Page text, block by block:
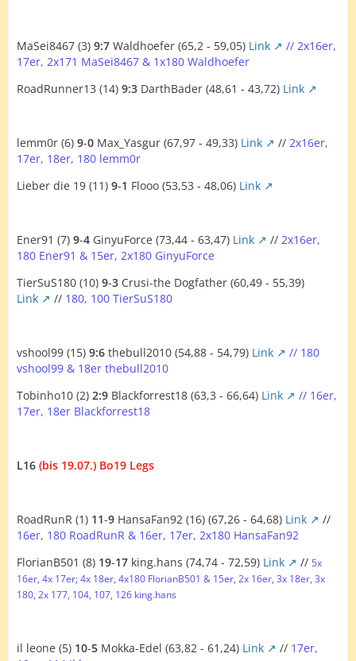
MaSei8467 (3) 9:7 Waldhoefer (65,2 - 59,05) Link
// 2x16er,
17er, 2x171 MaSei8467 & 1x180 Waldhoefer
RoadRunner13 (14) 9:3 DarthBader (48,61 - 43,72) Link
lemm0r (6) 9-0 Max_Yasgur (67,97 - 49,33) Link // 2x16er,
17er, 18er, 180 lemm0r
Lieber die 19 (11) 9-1 Flooo (53,53 - 48,06) Link
Ener91 (7) 9-4 GinyuForce (73,44 - 63,47) Link // 2x16er,
180 Ener91 & 15er, 2x180 GinyuForce
TierSuS180 (10) 9-3 Crusi-the Dogfather (60,49 - 55,39)
Link
// 180, 100 TierSuS180
vshool99 (15) 9:6 thebull2010 (54,88 - 54,79) Link
// 180
vshool99 & 18er thebull2010
Tobinho10 (2) 2:9 Blackforrest18 (63,3 - 66,64) Link
// 16er,
17er, 18er Blackforrest18
L16 (bis 19.07.) Bo19 Legs
RoadRunR (1) 11-9 HansaFan92 (16) (67,26 - 64,68) Link
//
16er, 180 RoadRunR & 16er, 17er, 2x180 HansaFan92
FlorianB501 (8) 19-17 king.hans (74,74 - 72,59) Link // 5x
16er, 4x 17er; 4x 18er, 4x180 FlorianB501 & 15er, 2x 16er, 3x 18er, 3x
180, 2x 177, 104, 107, 126 king.hans
il leone (5) 10-5 Mokka-Edel (63,82 - 61,24) Link // 17er,